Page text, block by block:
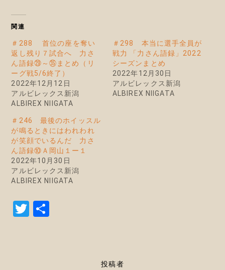
関連
＃288 首位の座を奪い
返し残り７試合へ 力さ
ん語録㉙～㉟まとめ（リ
ーグ戦5/6終了）
2022年12月12日
アルビレックス新潟
ALBIREX NIIGATA
＃298 本当に選手全員が
戦力 「力さん語録」2022
シーズンまとめ
2022年12月30日
アルビレックス新潟
ALBIREX NIIGATA
＃246 最後のホイッスル
が鳴るときにはわれわれ
が笑顔でいるんだ 力さ
ん語録⑩Ａ岡山１ー１
2022年10月30日
アルビレックス新潟
ALBIREX NIIGATA
T
投稿者